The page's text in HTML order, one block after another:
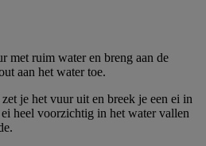
met ruim water en breng aan de
aan het water toe.
je het vuur uit en breek je een ei in
heel voorzichtig in het water vallen